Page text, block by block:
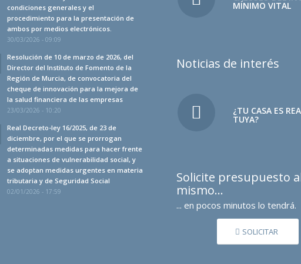
condiciones generales y el
procedimiento para la presentación de
ambos por medios electrónicos.
30/03/2026 - 09:09
Resolución de 10 de marzo de 2026, del
Director del Instituto de Fomento de la
Región de Murcia, de convocatoria del
cheque de innovación para la mejora de
la salud financiera de las empresas
23/03/2026 - 10:20
Real Decreto-ley 16/2025, de 23 de
diciembre, por el que se prorrogan
determinadas medidas para hacer frente
a situaciones de vulnerabilidad social, y
se adoptan medidas urgentes en materia
tributaria y de Seguridad Social
02/01/2026 - 17:59
MÍNIMO VITAL
Noticias de interés
¿TU CASA ES
TUYA?
Solicite presupuesto
mismo…
... en pocos minutos lo tendrá.
SOLICITAR